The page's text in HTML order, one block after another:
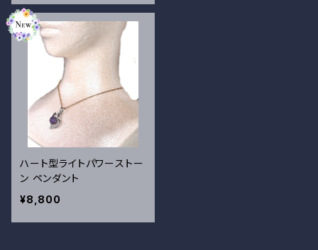
ハート型ライトパワーストー
ン ペンダント
¥8,800